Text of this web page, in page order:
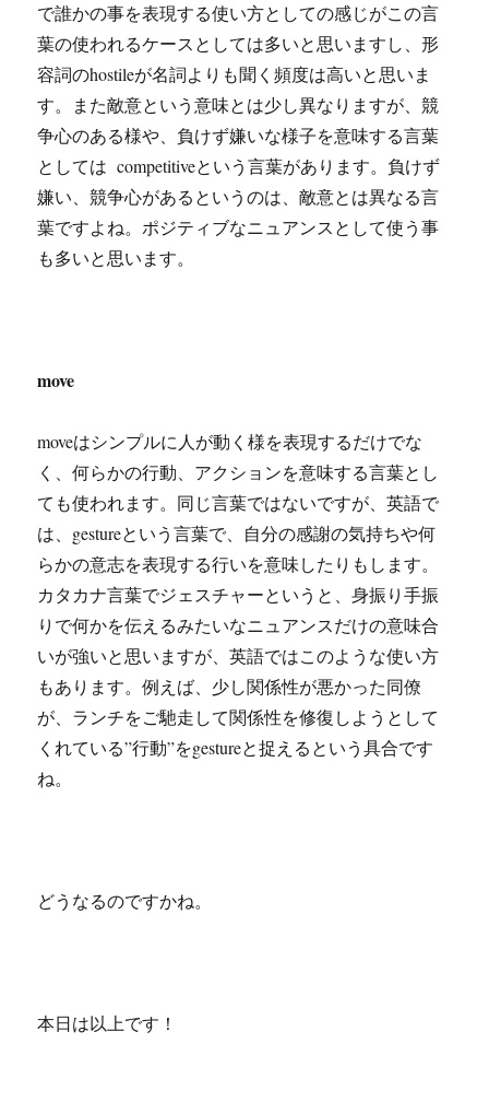
で誰かの事を表現する使い方としての感じがこの言
葉の使われるケースとしては多いと思いますし、形
容詞のhostileが名詞よりも聞く頻度は高いと思いま
す。また敵意という意味とは少し異なりますが、競
争心のある様や、負けず嫌いな様子を意味する言葉
としては competitiveという言葉があります。負けず
嫌い、競争心があるというのは、敵意とは異なる言
葉ですよね。ポジティブなニュアンスとして使う事
も多いと思います。
move
moveはシンプルに人が動く様を表現するだけでな
く、何らかの行動、アクションを意味する言葉とし
ても使われます。同じ言葉ではないですが、英語で
は、gestureという言葉で、自分の感謝の気持ちや何
らかの意志を表現する行いを意味したりもします。
カタカナ言葉でジェスチャーというと、身振り手振
りで何かを伝えるみたいなニュアンスだけの意味合
いが強いと思いますが、英語ではこのような使い方
もあります。例えば、少し関係性が悪かった同僚
が、ランチをご馳走して関係性を修復しようとして
くれている”行動”をgestureと捉えるという具合です
ね。
どうなるのですかね。
本日は以上です！